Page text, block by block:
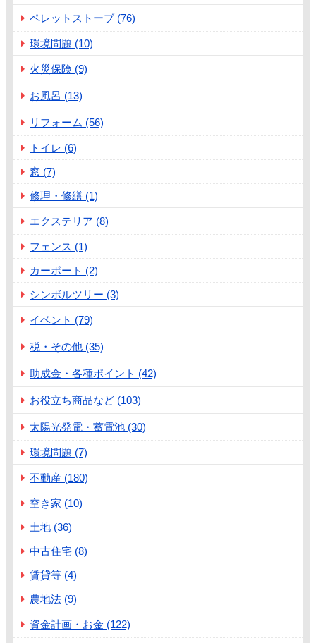
ペレットストーブ (76)
環境問題 (10)
火災保険 (9)
お風呂 (13)
リフォーム (56)
トイレ (6)
窓 (7)
修理・修繕 (1)
エクステリア (8)
フェンス (1)
カーポート (2)
シンボルツリー (3)
イベント (79)
税・その他 (35)
助成金・各種ポイント (42)
お役立ち商品など (103)
太陽光発電・蓄電池 (30)
環境問題 (7)
不動産 (180)
空き家 (10)
土地 (36)
中古住宅 (8)
賃貸等 (4)
農地法 (9)
資金計画・お金 (122)